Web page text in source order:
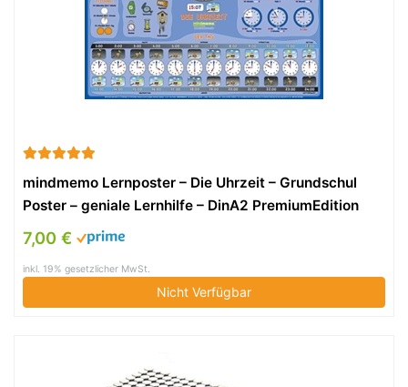
mindmemo Lernposter – Die Uhrzeit – Grundschul
Poster – geniale Lernhilfe – DinA2 PremiumEdition
7,00 €
inkl. 19% gesetzlicher MwSt.
Nicht Verfügbar